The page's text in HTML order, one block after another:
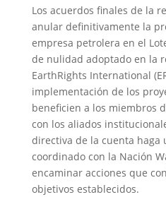
Los acuerdos finales de la
anular definitivamente la
empresa petrolera en el
de nulidad adoptado en la
EarthRights International
implementación de los
beneficien a los miembros
con los aliados
directiva de la cuenta
coordinado con la Nación
encaminar acciones que
objetivos establecidos.